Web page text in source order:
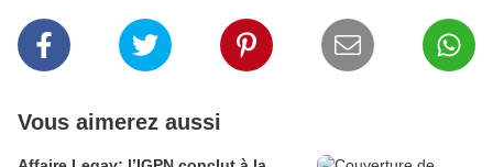
Vous aimerez aussi